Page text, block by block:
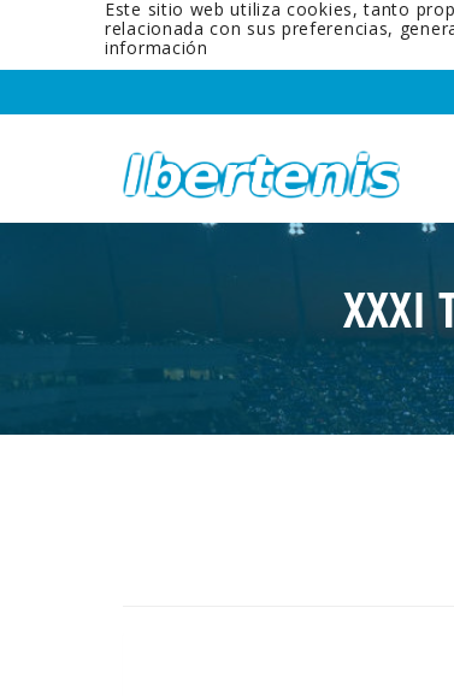
Este sitio web utiliza cookies, tanto
relacionada con sus preferencias,
información
XXXI